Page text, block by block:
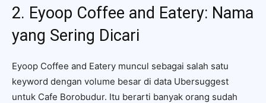
2. Eyoop Coffee and Eatery: Nama
yang Sering Dicari
Eyoop Coffee and Eatery muncul sebagai salah satu
keyword dengan volume besar di data Ubersuggest
untuk Cafe Borobudur. Itu berarti banyak orang sudah